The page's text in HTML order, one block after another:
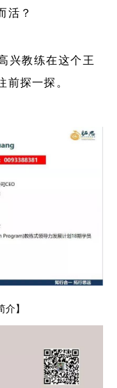
活？
兴教练在这个王
探一探。
】